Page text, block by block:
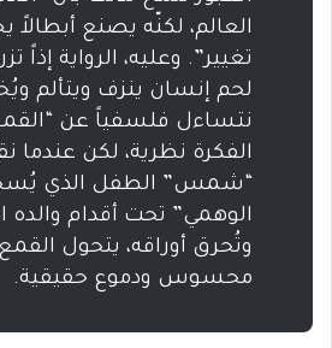
العالم، لكنّه يصنع أبطالاً
تغيير”. وعليه، الرواية إذاً
لحم إنسان ينزف ويتألم
نتساءل فلسفياً عن
الفكرة نظرية، لكن عندما
“شمس” الطفل الذي
الوهمي” تحت أقدام
وتُحرق أوراقه، يتحول
محسوس ودموع حقيقية.